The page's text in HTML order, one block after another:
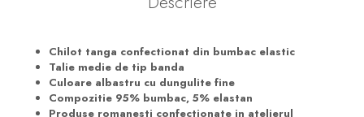
Chilot tanga confectionat din bumbac elastic
Talie medie de tip banda
Culoare albastru cu dungulite fine
Compozitie 95% bumbac, 5% elastan
Produse romanesti confectionate in atelierul